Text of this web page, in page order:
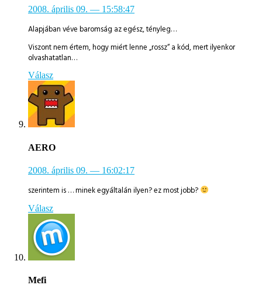
2008. április 09. — 15:58:47
Alapjában véve baromság az egész, tényleg…
Viszont nem értem, hogy miért lenne „rossz“ a kód, mert ilyenkor
olvashatatlan…
Válasz
AERO
2008. április 09. — 16:02:17
szerintem is … minek egyáltalán ilyen? ez most jobb?
Válasz
Mefi